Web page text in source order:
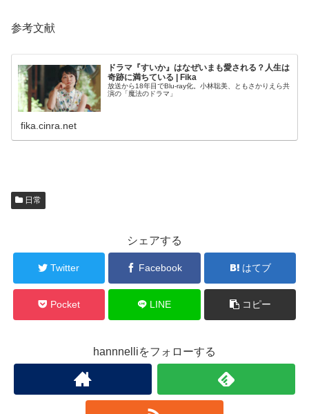
参考文献
ドラマ『すいか』はなぜいまも愛される？人生は
奇跡に満ちている | Fika
放送から18年目でBlu-ray化。小林聡美、ともさかりえら共
演の「魔法のドラマ」
fika.cinra.net
日常
シェアする
Twitter Facebook はてブ
Pocket LINE コピー
hannnelliをフォローする